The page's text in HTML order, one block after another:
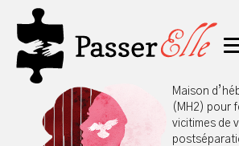
Maison
(MH2) pour
vicitimes de